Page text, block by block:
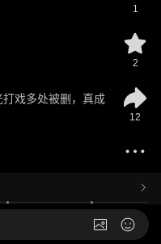
戏多处被删，真成
1
2
12